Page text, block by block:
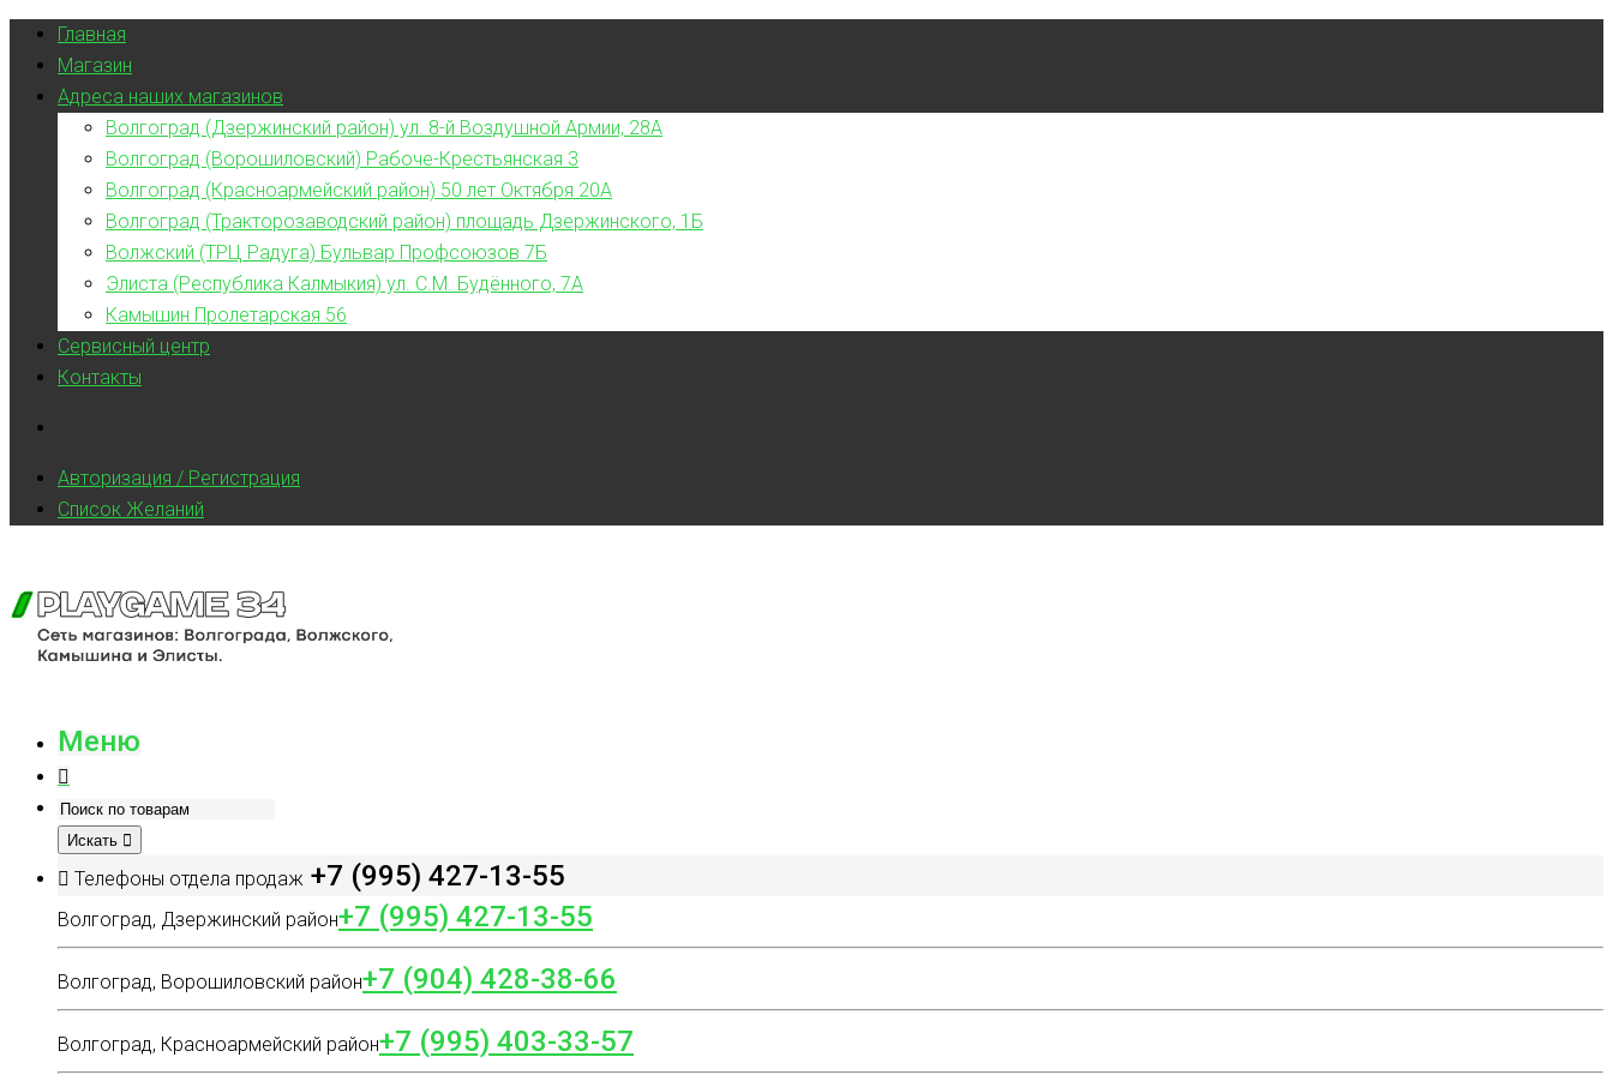
Главная
Магазин
Адреса наших магазинов
Волгоград (Дзержинский район) ул. 8-й Воздушной Армии, 28А
Волгоград (Ворошиловский) Рабоче-Крестьянская 3
Волгоград (Красноармейский район) 50 лет Октября 20А
Волгоград (Тракторозаводский район) площадь Дзержинского, 1Б
Волжский (ТРЦ Радуга) Бульвар Профсоюзов 7Б
Элиста (Республика Калмыкия) ул. С.М. Будённого, 7А
Камышин Пролетарская 56
Сервисный центр
Контакты
Авторизация / Регистрация
Список Желаний
Меню
Искать
Телефоны отдела продаж +7 (995) 427-13-55
Волгоград, Дзержинский район+7 (995) 427-13-55
Волгоград, Ворошиловский район+7 (904) 428-38-66
Волгоград, Красноармейский район+7 (995) 403-33-57